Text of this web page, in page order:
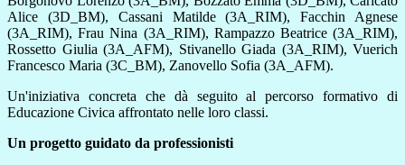
Alice (3D_BM), Cassani Matilde (3A_RIM), Facchin Agnese
(3A_RIM), Frau Nina (3A_RIM), Rampazzo Beatrice (3A_RIM),
Rossetto Giulia (3A_AFM), Stivanello Giada (3A_RIM), Vuerich
Francesco Maria (3C_BM), Zanovello Sofia (3A_AFM).
Un'iniziativa concreta che dà seguito al percorso formativo di
Educazione Civica affrontato nelle loro classi.
Un progetto guidato da professionisti